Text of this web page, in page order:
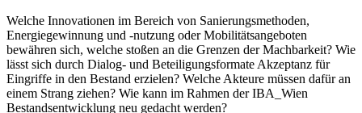
Welche Innovationen im Bereich von Sanierungsmethoden,
Energiegewinnung und -nutzung oder Mobilitätsangeboten
bewähren sich, welche stoßen an die Grenzen der Machbarkeit? Wie
lässt sich durch Dialog- und Beteiligungsformate Akzeptanz für
Eingriffe in den Bestand erzielen? Welche Akteure müssen dafür an
einem Strang ziehen? Wie kann im Rahmen der IBA_Wien
Bestandsentwicklung neu gedacht werden?